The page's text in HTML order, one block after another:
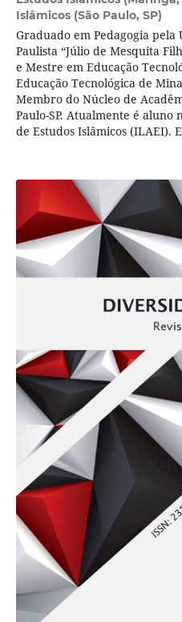
Islâmicos (São Paulo, SP)
Graduado em Pedagogia
Paulista “Júlio de Mesquita
e Mestre em Educação
Educação Tecnológica de
Membro do Núcleo de
Paulo-SP. Atualmente é
de Estudos Islâmicos (ILAEI).